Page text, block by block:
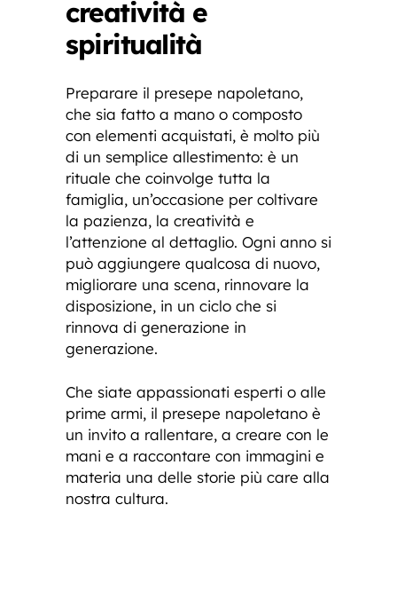
creatività e
spiritualità
Preparare il presepe napoletano,
che sia fatto a mano o composto
con elementi acquistati, è molto più
di un semplice allestimento: è un
rituale che coinvolge tutta la
famiglia, un’occasione per coltivare
la pazienza, la creatività e
l’attenzione al dettaglio. Ogni anno si
può aggiungere qualcosa di nuovo,
migliorare una scena, rinnovare la
disposizione, in un ciclo che si
rinnova di generazione in
generazione.
Che siate appassionati esperti o alle
prime armi, il presepe napoletano è
un invito a rallentare, a creare con le
mani e a raccontare con immagini e
materia una delle storie più care alla
nostra cultura.